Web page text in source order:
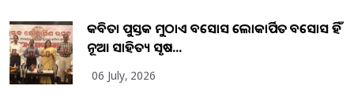
କବିତା ପୁସ୍ତକ ମୁଠାଏ ଅବସୋସ ଲୋକାର୍ପିତ ଅବସୋସ ହିଁ
ନୂଆ ସାହିତ୍ୟ ସୃଷ...
06 July, 2026